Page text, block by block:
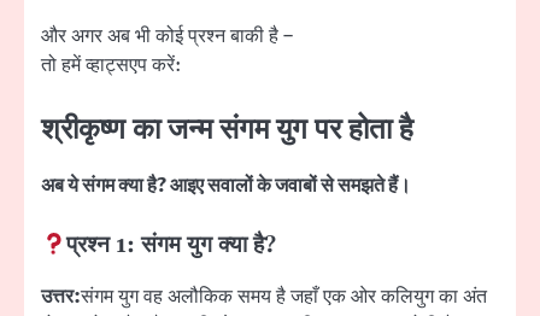
और अगर अब भी कोई प्रश्न बाकी है –
तो हमें व्हाट्सएप करें:
श्रीकृष्ण का जन्म संगम युग पर होता है
अब ये संगम क्या है? आइए सवालों के जवाबों से समझते हैं।
प्रश्न 1:संगम युग क्या है?
उत्तर:संगम युग वह अलौकिक समय है जहाँ एक ओर कलियुग का अंत